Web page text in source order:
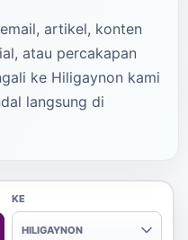
artikel, konten
atau percakapan
ke Hiligaynon kami
langsung di
KE
HILIGAYNON